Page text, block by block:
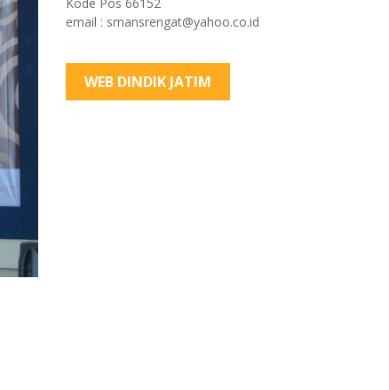
email : smansrengat@yahoo.co.id
WEB DINDIK JATIM